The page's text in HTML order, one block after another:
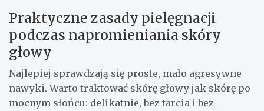
Praktyczne zasady pielęgnacji
podczas napromieniania skóry
głowy
Najlepiej sprawdzają się proste, mało agresywne
nawyki. Warto traktować skórę głowy jak skórę po
mocnym słońcu: delikatnie, bez tarcia i bez